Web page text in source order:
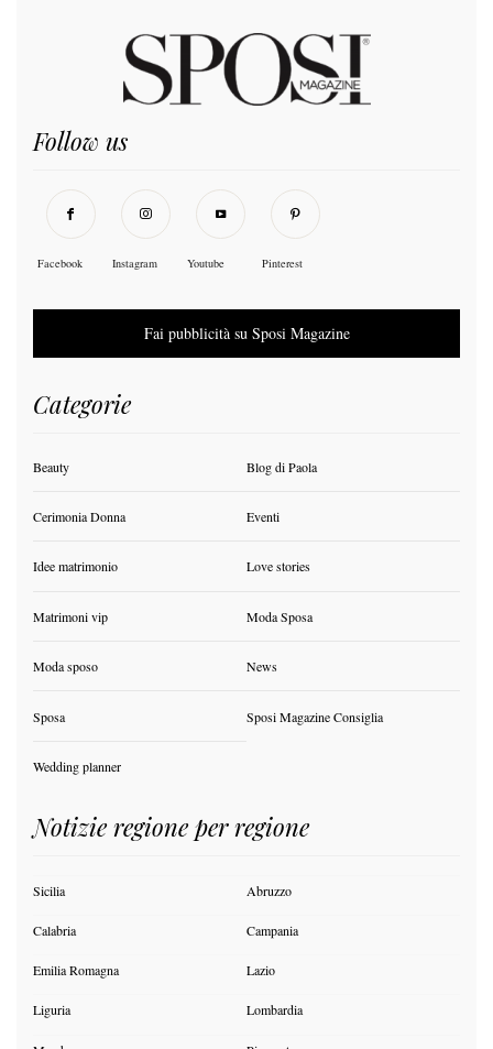
Follow us
Facebook Instagram Youtube Pinterest
Fai pubblicità su Sposi Magazine
Categorie
Beauty Blog di Paola
Cerimonia Donna Eventi
Idee matrimonio Love stories
Matrimoni vip Moda Sposa
Moda sposo News
Sposa Sposi Magazine Consiglia
Wedding planner
Notizie regione per regione
Sicilia Abruzzo
Calabria Campania
Emilia Romagna Lazio
Liguria Lombardia